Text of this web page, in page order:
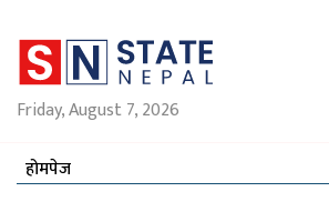
Friday, August 7, 2026
होमपेज